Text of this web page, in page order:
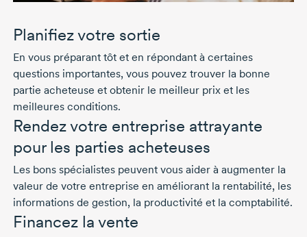
Planifiez votre sortie
En vous préparant tôt et en répondant à certaines
questions importantes, vous pouvez trouver la bonne
partie acheteuse et obtenir le meilleur prix et les
meilleures conditions.
Rendez votre entreprise attrayante
pour les parties acheteuses
Les bons spécialistes peuvent vous aider à augmenter la
valeur de votre entreprise en améliorant la rentabilité, les
informations de gestion, la productivité et la comptabilité.
Financez la vente